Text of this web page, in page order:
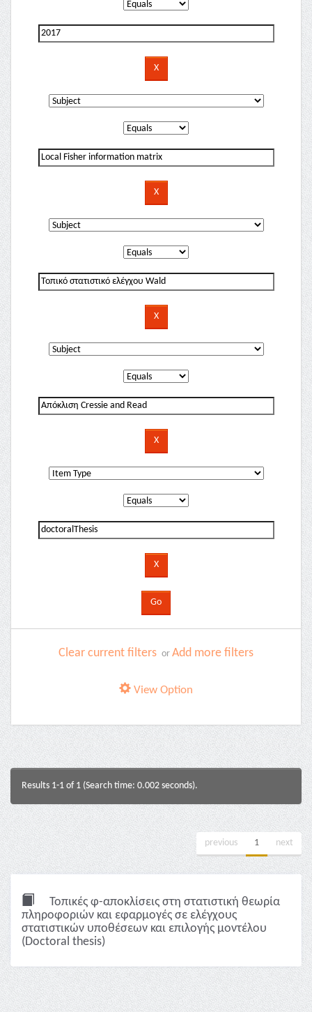
Clear current filters or Add more filters
View Option
Results 1-1 of 1 (Search time: 0.002 seconds).
previous 1 next
Τοπικές φ-αποκλίσεις στη στατιστική θεωρία
πληροφοριών και εφαρμογές σε ελέγχους
στατιστικών υποθέσεων και επιλογής μοντέλου
(Doctoral thesis)